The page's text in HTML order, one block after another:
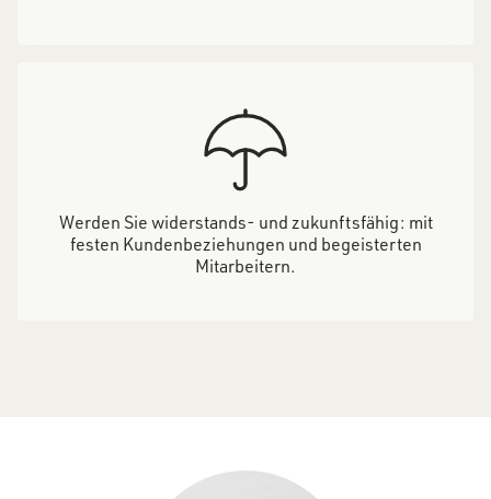
Werden Sie widerstands- und zukunftsfähig: mit
festen Kundenbeziehungen und begeisterten
Mitarbeitern.